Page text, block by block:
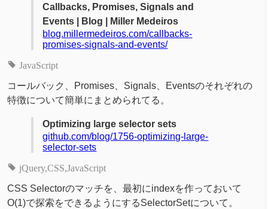
Callbacks, Promises, Signals and
Events | Blog | Miller Medeiros
blog.millermedeiros.com/callbacks-
promises-signals-and-events/
JavaScript
コールバック、Promises、Signals、Eventsのそれぞれの
特徴について簡単にまとめられてる。
Optimizing large selector sets
github.com/blog/1756-optimizing-large-
selector-sets
jQuery CSS JavaScript
CSS Selectorのマッチを、最初にindexを作っておいて
O(1)で探索をできるようにするSelectorSetについて。